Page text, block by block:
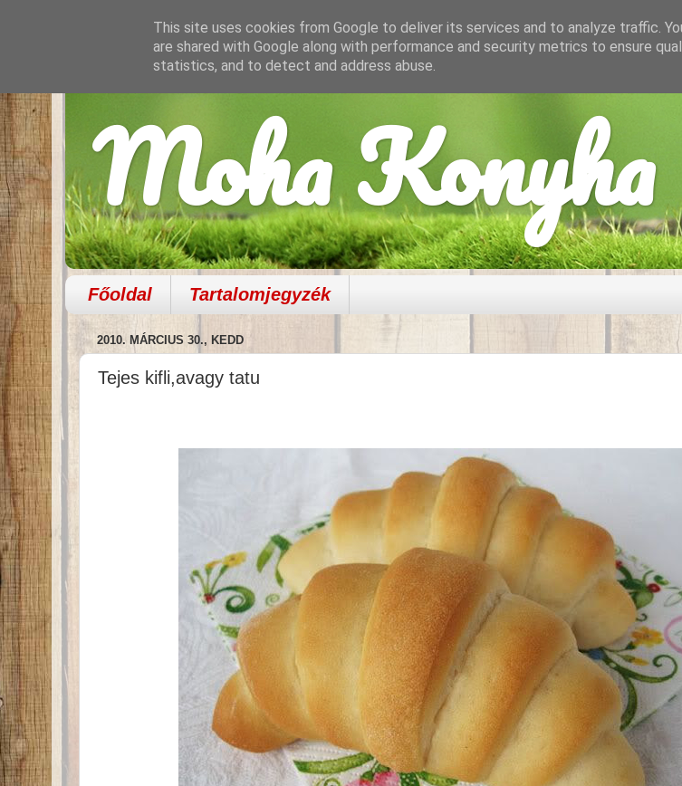
Moha Konyha
Főoldal Tartalomjegyzék
2010. MÁRCIUS 30., KEDD
Tejes kifli,avagy tatu
This site uses cookies from Google to deliver its services and to analyze traffic.
are shared with Google along with performance and security metrics to ensure
statistics, and to detect and address abuse.